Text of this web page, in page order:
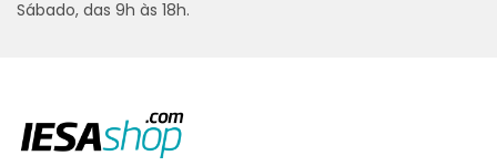
Sábado, das 9h às 18h.